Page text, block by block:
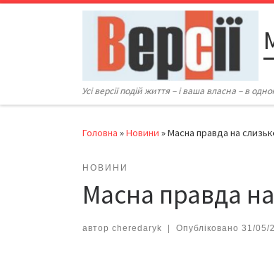
Перейти до вмісту
Усі версії подій життя – і ваша власна – в
Головна »Новини »Масна правда на
НОВИНИ
Масна правда
автор cheredaryk Опубліковано 31/05/